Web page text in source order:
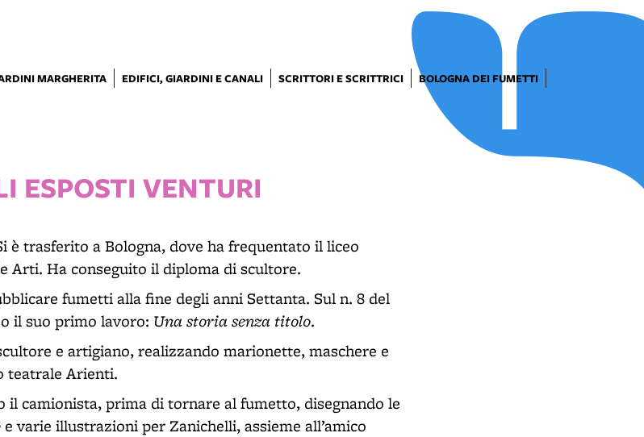
MARGHERITA EDIFICI, GIARDINI E CANALI SCRITTORI E SCRITTRICI
BOLOGNA DEI FUMETTI
ESPOSTI VENTURI
è trasferito a Bologna, dove ha frequentato il liceo
Arti. Ha conseguito il diploma di scultore.
fumetti alla fine degli anni Settanta. Sul n. 8 del
il suo primo lavoro: Una storia senza titolo.
e artigiano, realizzando marionette, maschere e
teatrale Arienti.
camionista, prima di tornare al fumetto, disegnando le
e varie illustrazioni per Zanichelli, assieme all’amico